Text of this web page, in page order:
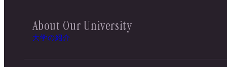
About Our University
大学の紹介